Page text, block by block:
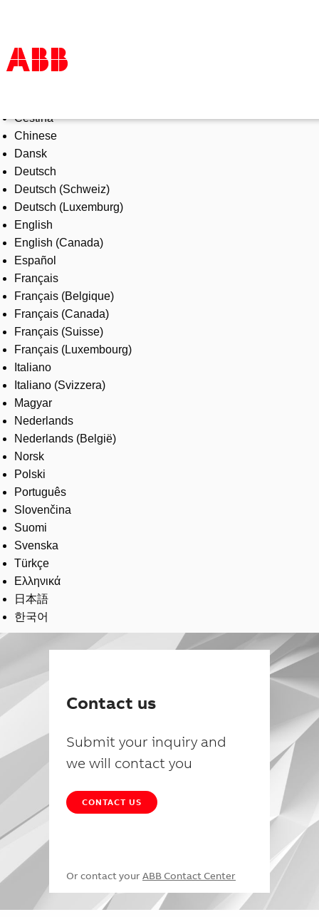
Products & Solutions
Industries
Services
About us
Where to buy
Contact us
Careers
Čeština
Chinese
Dansk
Deutsch
Deutsch (Schweiz)
Deutsch (Luxemburg)
English
English (Canada)
Español
Français
Français (Belgique)
Français (Canada)
Français (Suisse)
Français (Luxembourg)
Italiano
Italiano (Svizzera)
Magyar
Nederlands
Nederlands (België)
Norsk
Polski
Português
Slovenčina
Suomi
Svenska
Türkçe
Ελληνικά
日本語
한국어
Contact us
Submit your inquiry and
we will contact you
CONTACT US
Or contact your ABB Contact Center